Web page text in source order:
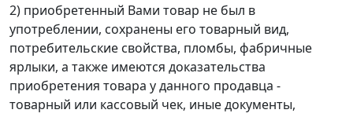
2) приобретенный Вами товар не был в
употреблении, сохранены его товарный вид,
потребительские свойства, пломбы, фабричные
ярлыки, а также имеются доказательства
приобретения товара у данного продавца -
товарный или кассовый чек, иные документы,